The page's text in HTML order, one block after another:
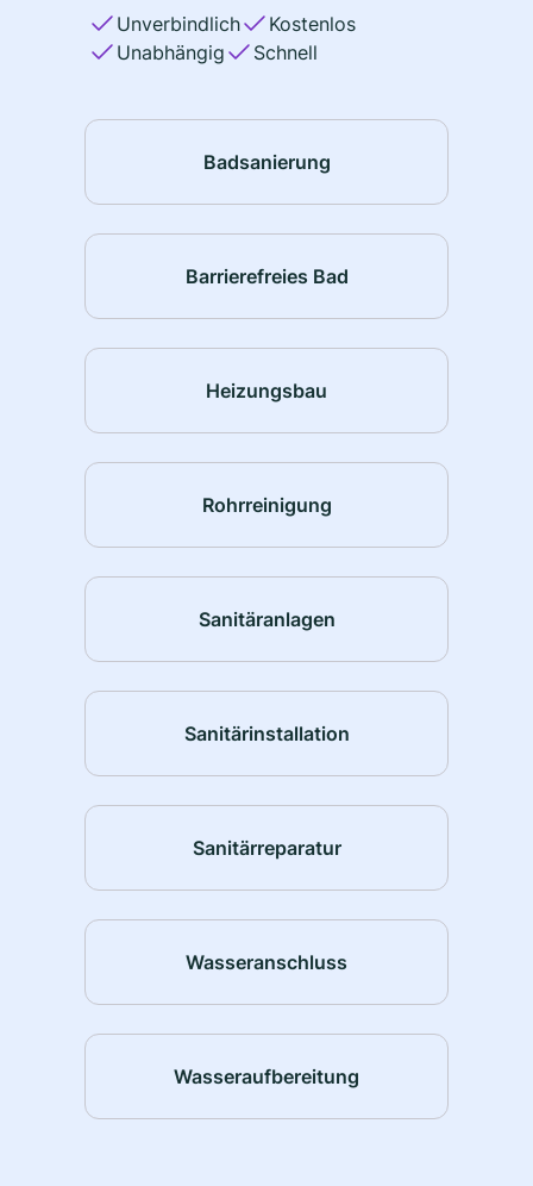
Unverbindlich
Kostenlos
Unabhängig
Schnell
Badsanierung
Barrierefreies Bad
Heizungsbau
Rohrreinigung
Sanitäranlagen
Sanitärinstallation
Sanitärreparatur
Wasseranschluss
Wasseraufbereitung